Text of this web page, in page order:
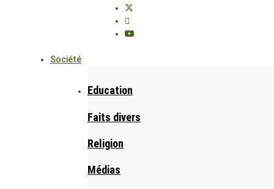
Société
Education
Faits divers
Religion
Médias